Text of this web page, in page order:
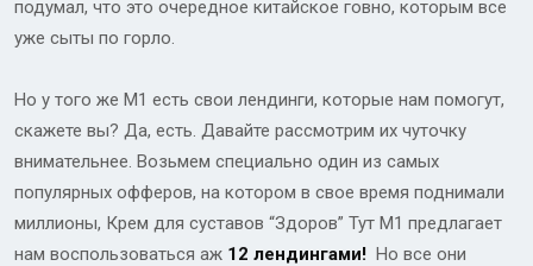
подумал, что это очередное китайское говно, которым все
уже сыты по горло.
Но у того же М1 есть свои лендинги, которые нам помогут,
скажете вы? Да, есть. Давайте рассмотрим их чуточку
внимательнее. Возьмем специально один из самых
популярных офферов, на котором в свое время поднимали
миллионы, Крем для суставов “Здоров” Тут М1 предлагает
нам воспользоваться аж 12 лендингами! Но все они